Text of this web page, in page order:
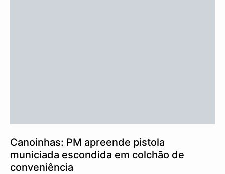
Canoinhas: PM apreende pistola
municiada escondida em colchão de
conveniência